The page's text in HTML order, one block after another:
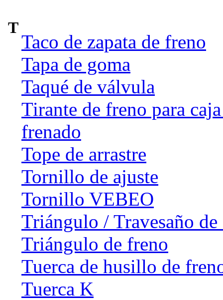
T
Taco de zapata de freno
Tapa de goma
Taqué de válvula
Tirante de freno para
frenado
Tope de arrastre
Tornillo de ajuste
Tornillo VEBEO
Triángulo / Travesaño de
Triángulo de freno
Tuerca de husillo de
Tuerca K